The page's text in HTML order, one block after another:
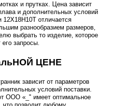
и прутках. Цена зависит
и дополнительных условий
12Х18Н10Т отличается
разнообразием размеров,
выбрать то изделие, которое
запросы.
ЦЕНЕ
зависит от параметров
условий поставки.
ООО «_" имеет оптимальное